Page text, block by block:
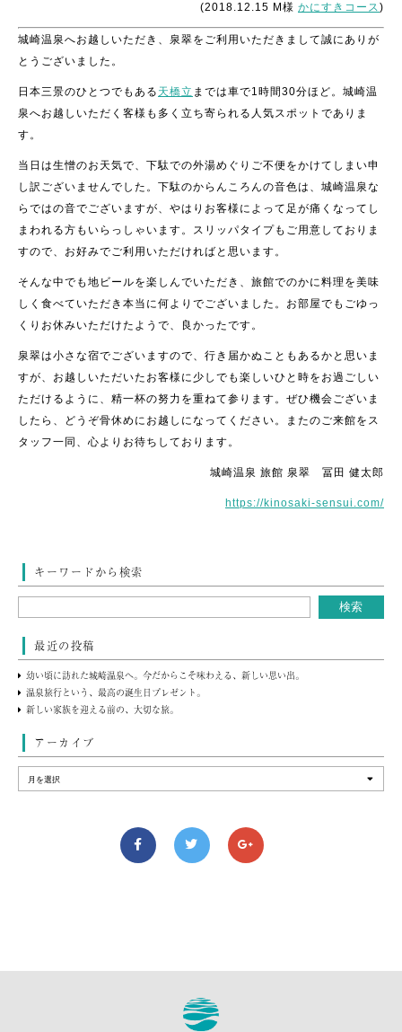
(2018.12.15 M様 かにすきコース )
城崎温泉へお越しいただき、泉翠をご利用いただきまして誠にありが
とうございました。
日本三景のひとつでもある 天橋立 までは車で1時間30分ほど。城崎温
泉へお越しいただく客様も多く立ち寄られる人気スポットでありま
す。
当日は生憎のお天気で、下駄での外湯めぐりご不便をかけてしまい申
し訳ございませんでした。下駄のからんころんの音色は、城崎温泉な
らではの音でございますが、やはりお客様によって足が痛くなってし
まわれる方もいらっしゃいます。スリッパタイプもご用意しておりま
すので、お好みでご利用いただければと思います。
そんな中でも地ビールを楽しんでいただき、旅館でのかに料理を美味
しく食べていただき本当に何よりでございました。お部屋でもごゆっ
くりお休みいただけたようで、良かったです。
泉翠は小さな宿でございますので、行き届かぬこともあるかと思いま
すが、お越しいただいたお客様に少しでも楽しいひと時をお過ごしい
ただけるように、精一杯の努力を重ねて参ります。ぜひ機会ございま
したら、どうぞ骨休めにお越しになってください。またのご来館をス
タッフ一同、心よりお待ちしております。
城崎温泉 旅館 泉翠 冨田 健太郎
https://kinosaki-sensui.com/
キーワードから検索
最近の投稿
幼い頃に訪れた城崎温泉へ。今だからこそ味わえる、新しい思い出。
温泉旅行という、最高の誕生日プレゼント。
新しい家族を迎える前の、大切な旅。
アーカイブ